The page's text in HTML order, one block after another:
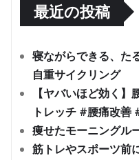
最近の投稿
寝ながらできる、た
自重サイクリング
【ヤバいほど効く
トレッチ #腰痛改善
痩せたモーニングル
筋トレやスポーツ前